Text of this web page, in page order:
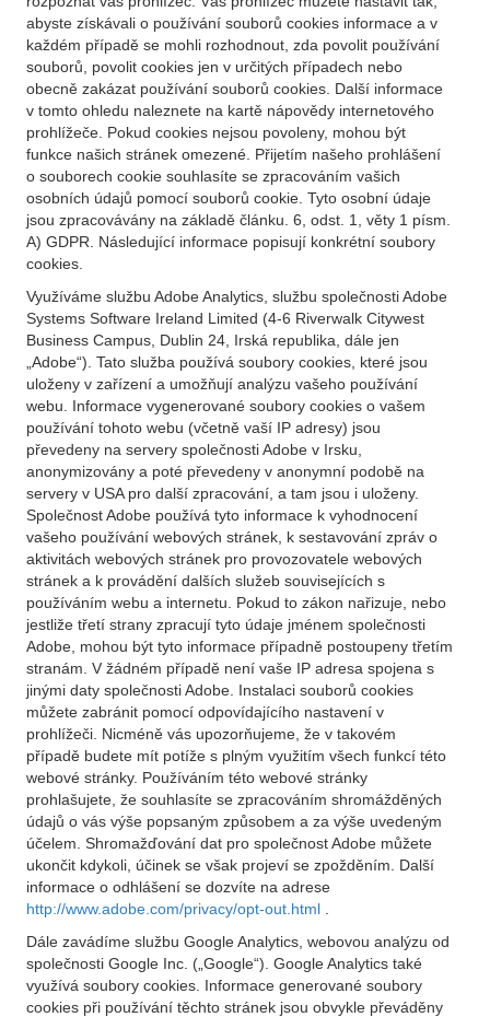
abyste získávali o používání souborů cookies informace a v
každém případě se mohli rozhodnout, zda povolit používání
souborů, povolit cookies jen v určitých případech nebo
obecně zakázat používání souborů cookies. Další informace
v tomto ohledu naleznete na kartě nápovědy internetového
prohlížeče. Pokud cookies nejsou povoleny, mohou být
funkce našich stránek omezené. Přijetím našeho prohlášení
o souborech cookie souhlasíte se zpracováním vašich
osobních údajů pomocí souborů cookie. Tyto osobní údaje
jsou zpracovávány na základě článku. 6, odst. 1, věty 1 písm.
A) GDPR. Následující informace popisují konkrétní soubory
cookies.
Využíváme službu Adobe Analytics, službu společnosti Adobe
Systems Software Ireland Limited (4-6 Riverwalk Citywest
Business Campus, Dublin 24, Irská republika, dále jen
„Adobe“). Tato služba používá soubory cookies, které jsou
uloženy v zařízení a umožňují analýzu vašeho používání
webu. Informace vygenerované soubory cookies o vašem
používání tohoto webu (včetně vaší IP adresy) jsou
převedeny na servery společnosti Adobe v Irsku,
anonymizovány a poté převedeny v anonymní podobě na
servery v USA pro další zpracování, a tam jsou i uloženy.
Společnost Adobe používá tyto informace k vyhodnocení
vašeho používání webových stránek, k sestavování zpráv o
aktivitách webových stránek pro provozovatele webových
stránek a k provádění dalších služeb souvisejících s
používáním webu a internetu. Pokud to zákon nařizuje, nebo
jestliže třetí strany zpracují tyto údaje jménem společnosti
Adobe, mohou být tyto informace případně postoupeny třetím
stranám. V žádném případě není vaše IP adresa spojena s
jinými daty společnosti Adobe. Instalaci souborů cookies
můžete zabránit pomocí odpovídajícího nastavení v
prohlížeči. Nicméně vás upozorňujeme, že v takovém
případě budete mít potíže s plným využitím všech funkcí této
webové stránky. Používáním této webové stránky
prohlašujete, že souhlasíte se zpracováním shromážděných
údajů o vás výše popsaným způsobem a za výše uvedeným
účelem. Shromažďování dat pro společnost Adobe můžete
ukončit kdykoli, účinek se však projeví se zpožděním. Další
informace o odhlášení se dozvíte na adrese
http://www.adobe.com/privacy/opt-out.html
Dále zavádíme službu Google Analytics, webovou analýzu od
společnosti Google Inc. („Google“). Google Analytics také
využívá soubory cookies. Informace generované soubory
cookies při používání těchto stránek jsou obvykle převáděny